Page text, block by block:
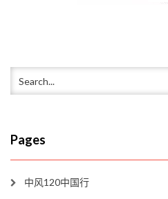
Pages
中风120中国行